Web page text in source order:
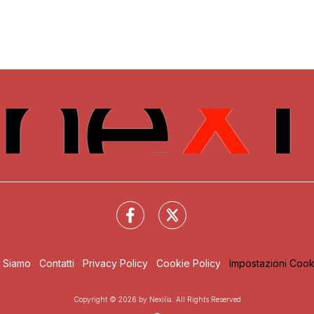
Siamo Contatti Privacy Policy Cookie Policy Impostazioni
Copyright © 2026 by Nexilia. All Rights Reserved